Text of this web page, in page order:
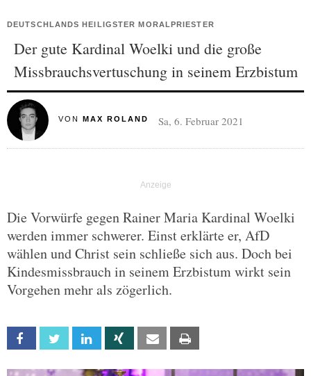
DEUTSCHLANDS HEILIGSTER MORALPRIESTER
Der gute Kardinal Woelki und die große
Missbrauchsvertuschung in seinem Erzbistum
VON MAX ROLAND Sa, 6. Februar 2021
Die Vorwürfe gegen Rainer Maria Kardinal Woelki
werden immer schwerer. Einst erklärte er, AfD
wählen und Christ sein schließe sich aus. Doch bei
Kindesmissbrauch in seinem Erzbistum wirkt sein
Vorgehen mehr als zögerlich.
Facebook Twitter Linkedin Xing Email